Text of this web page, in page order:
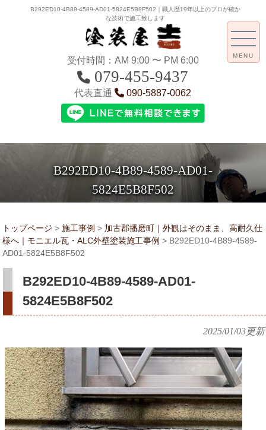
B292ED10-4B89-4589-AD01-5824E5B8F502｜職人歴19年以上のプロが確か
な技術で施工致します
受付時間：AM 9:00 〜 PM 6:00
079-455-9437
代表直通 090-5887-0062
B292ED10-4B89-4589-AD01-
5824E5B8F502
MENU
トップページ > 施工事例 > 加古郡播磨町｜外観はそのまま、高耐久仕
様へ｜モニエル瓦・ALC外壁塗装施工事例 > B292ED10-4B89-4589-
AD01-5824E5B8F502
B292ED10-4B89-4589-AD01-
5824E5B8F502
2025/01/03更新